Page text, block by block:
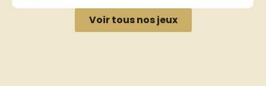
Voir tous nos jeux